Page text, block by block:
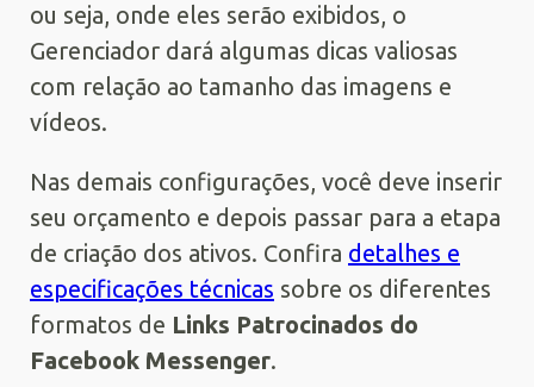
ou seja, onde eles serão exibidos, o
Gerenciador dará algumas dicas valiosas
com relação ao tamanho das imagens e
vídeos.
Nas demais configurações, você deve inserir
seu orçamento e depois passar para a etapa
de criação dos ativos. Confira detalhes e
especificações técnicas sobre os diferentes
formatos de Links Patrocinados do
Facebook Messenger.